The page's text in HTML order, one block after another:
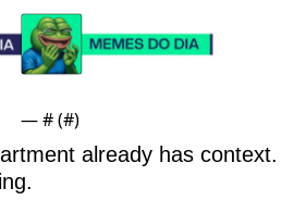
— # (#)
already has context.